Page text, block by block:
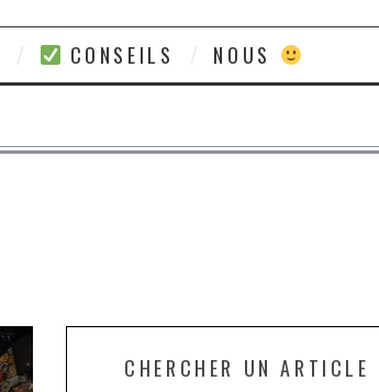
CONSEILS NOUS
CHERCHER UN ARTICLE